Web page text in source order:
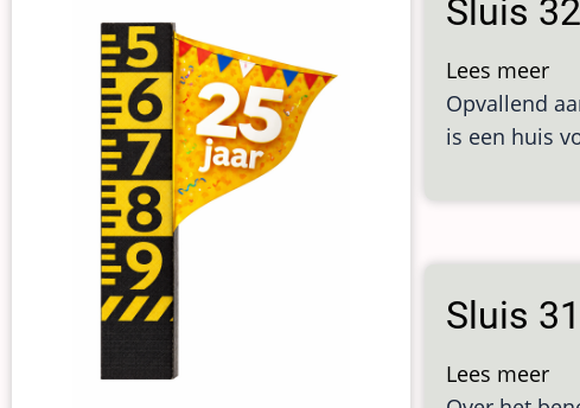
Sluis
Lees meerover
32
Opvallend
is een huis
Sluis
Lees meerover